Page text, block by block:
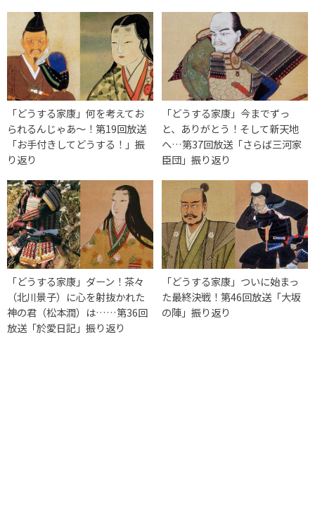
「どうする家康」何を考えてお
られるんじゃあ～！第19回放送
「お手付きしてどうする！」振
り返り
「どうする家康」今までずっ
と、ありがとう！そして新天地
へ…第37回放送「さらば三河家
臣団」振り返り
「どうする家康」ダーン！茶々
（北川景子）に心を射抜かれた
神の君（松本潤）は……第36回
放送「於愛日記」振り返り
「どうする家康」ついに始まっ
た最終決戦！第46回放送「大坂
の陣」振り返り